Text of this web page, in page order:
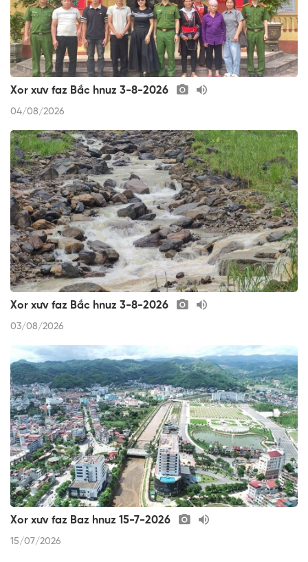
Xor xưv faz Bắc hnuz 3-8-2026
04/08/2026
Xor xưv faz Bắc hnuz 3-8-2026
03/08/2026
Xor xưv faz Baz hnuz 15-7-2026
15/07/2026